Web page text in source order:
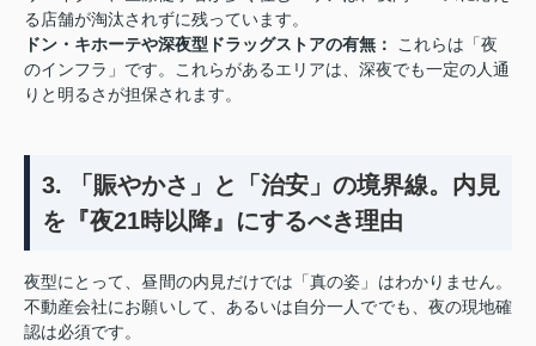
る店舗が淘汰されずに残っています。
ドン・キホーテや深夜型ドラッグストアの有無：
これらは「夜
のインフラ」です。これらがあるエリアは、深夜でも一定の人通
りと明るさが担保されます。
3. 「賑やかさ」と「治安」の境界線。内見
を『夜21時以降』にするべき理由
夜型にとって、昼間の内見だけでは「真の姿」はわかりません。
不動産会社にお願いして、あるいは自分一人ででも、夜の現地確
認は必須です。